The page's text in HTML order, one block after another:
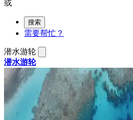
或
搜索
需要帮忙？
潜水游轮
潜水游轮